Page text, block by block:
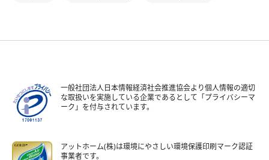
一般社団法人日本情報経済社会推進協会より個人情報の適切
な取扱いを実施している企業であるとして「プライバシーマ
ーク」を付与されています。
アットホーム(株)は環境にやさしい環境保護印刷マーク認証
事業者です。